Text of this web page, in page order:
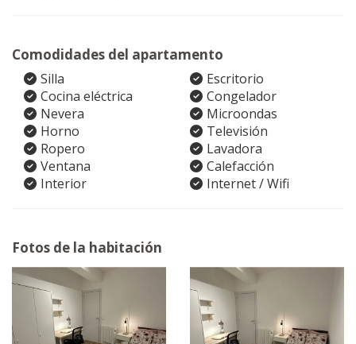
Comodidades del apartamento
Silla
Escritorio
Cocina eléctrica
Congelador
Nevera
Microondas
Horno
Televisión
Ropero
Lavadora
Ventana
Calefacción
Interior
Internet / Wifi
Fotos de la habitación